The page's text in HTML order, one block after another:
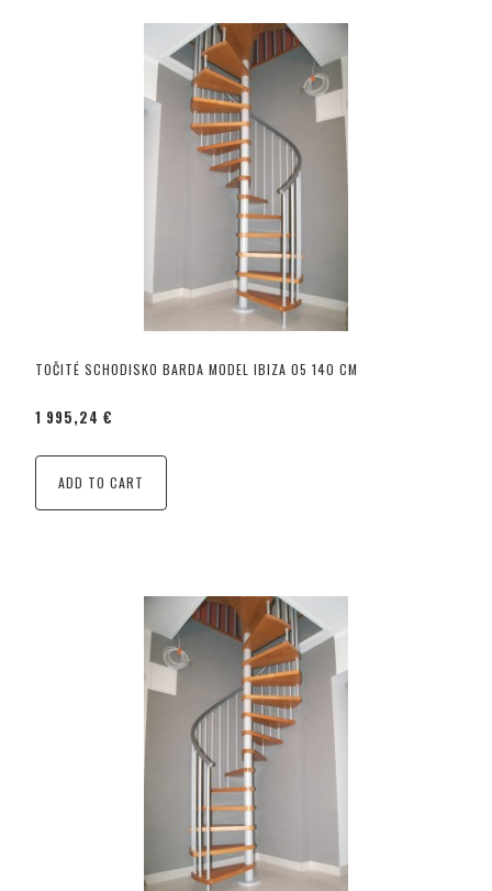
TOČITÉ SCHODISKO BARDA MODEL IBIZA 05 140 CM
1 995,24 €
ADD TO CART